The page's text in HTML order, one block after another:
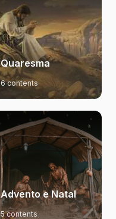
Quaresma
6 contents
Advento e Natal
5 contents